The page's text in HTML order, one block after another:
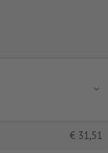
€ 31,51